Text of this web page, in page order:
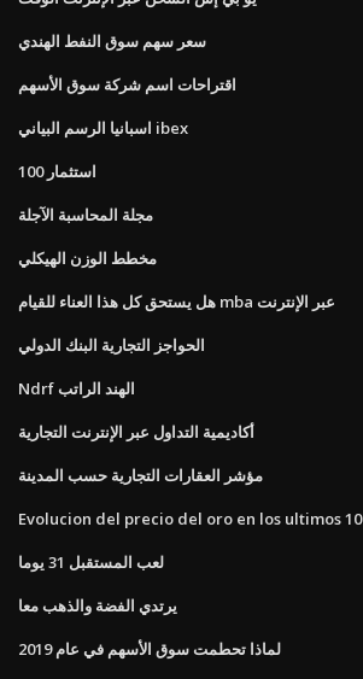
سعر سهم سوق النفط الهندي
اقتراحات اسم شركة سوق الأسهم
اسبانيا الرسم البياني ibex
100 استثمار
مجلة المحاسبة الآجلة
مخطط الوزن الهيكلي
هل يستحق كل هذا العناء للقيام mba عبر الإنترنت
الحواجز التجارية البنك الدولي
Ndrf الهند الراتب
أكاديمية التداول عبر الإنترنت التجارية
مؤشر العقارات التجارية حسب المدينة
Evolucion del precio del oro en los ultimos
لعب المستقبل 31 يوما
يرتدي الفضة والذهب معا
لماذا تحطمت سوق الأسهم في عام 2019